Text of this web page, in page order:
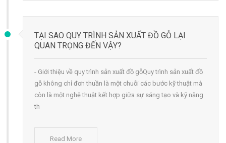
TẠI SAO QUY TRÌNH SẢN XUẤT ĐỒ GỖ LẠI
QUAN TRỌNG ĐẾN VẬY?
- Giới thiệu về quy trình sản xuất đồ gỗQuy trình sản xuất đồ
gỗ không chỉ đơn thuần là một chuỗi các bước kỹ thuật mà
còn là một nghệ thuật kết hợp giữa sự sáng tạo và kỹ năng
th
Read More